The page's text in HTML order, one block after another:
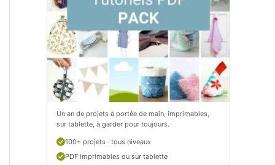
t
i
t
C
i
t
r
t
i
t
c
i
t
Un an de projets à portée de main, imprimables,
sur tablette, à garder pour toujours.
100+ projets · tous niveaux
PDF imprimables ou sur tablette